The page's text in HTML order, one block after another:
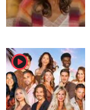
player2